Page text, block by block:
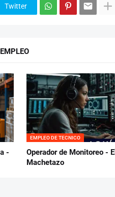
Twitter
-
EMPLEO DE TECNICO
Operador de Monitoreo - El
Machetazo